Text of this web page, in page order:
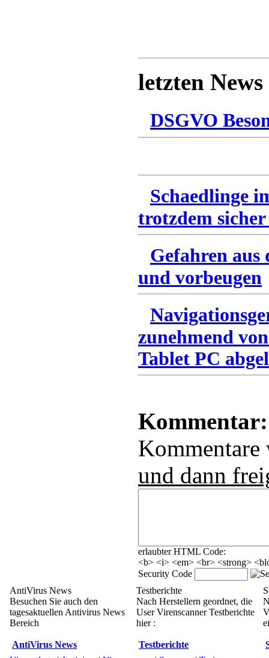
letzten News
DSGVO
Schaedlinge
trotzdem
Gefahren
und vorbeugen
zunehmend
Tablet PC
Kommentar:
und dann
erlaubter HTML Code:
<b> <i> <em> <br> <strong>
Security Code
AntiVirus News
Besuchen Sie auch den
tagesaktuellen Antivirus News
Bereich
AntiVirus News
Testberichte
Nach Herstellern geordnet, die
User Virenscanner Testberichte
hier :
Testberichte